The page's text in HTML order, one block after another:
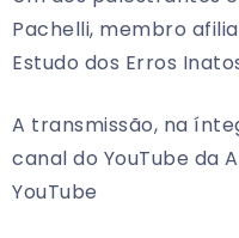
Pachelli, membro
Estudo dos Erros
A transmissão, na
canal do YouTube da
YouTube